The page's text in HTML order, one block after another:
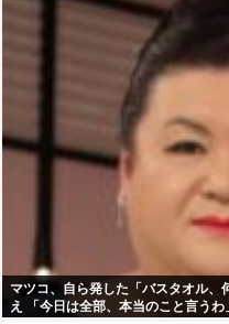
マツコ、自ら発した「バスタオル
え 「今日は全部、本当のこと言うわ